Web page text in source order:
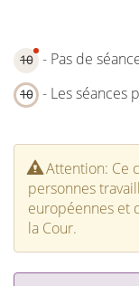
10 - Pas de
10 - Les séances
Attention: Ce
personnes
européennes et
la Cour.